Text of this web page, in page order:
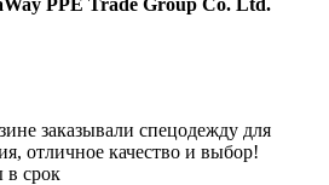
заказывали спецодежду для
отличное качество и выбор!
в срок